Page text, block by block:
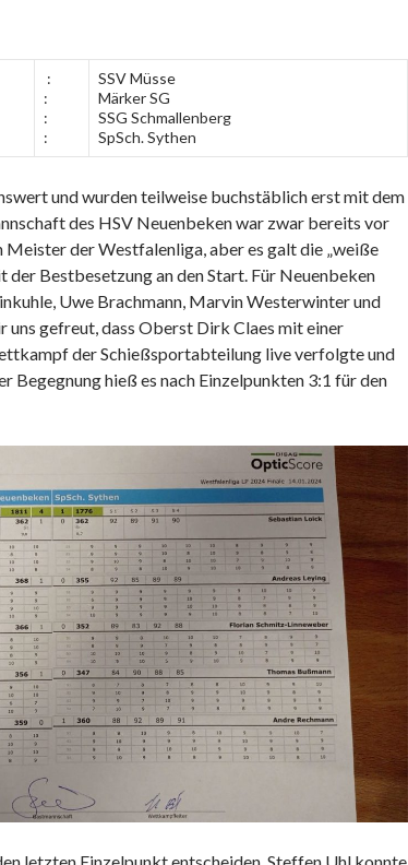
:
:
:
:
SSV Müsse
Märker SG
SSG Schmallenberg
SpSch. Sythen
und wurden teilweise buchstäblich erst mit dem
des HSV Neuenbeken war zwar bereits vor
Meister der Westfalenliga, aber es galt die „weiße
der Bestbesetzung an den Start. Für Neuenbeken
Uwe Brachmann, Marvin Westerwinter und
uns gefreut, dass Oberst Dirk Claes mit einer
der Schießsportabteilung live verfolgte und
Begegnung hieß es nach Einzelpunkten 3:1 für den